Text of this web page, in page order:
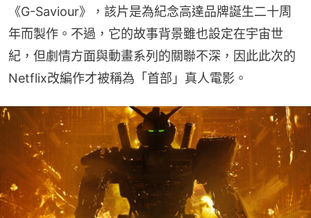
《G-Saviour》，該片是為紀念高達品牌誕生二十周
年而製作。不過，它的故事背景雖也設定在宇宙世
紀，但劇情方面與動畫系列的關聯不深，因此此次的
Netflix改編作才被稱為「首部」真人電影。